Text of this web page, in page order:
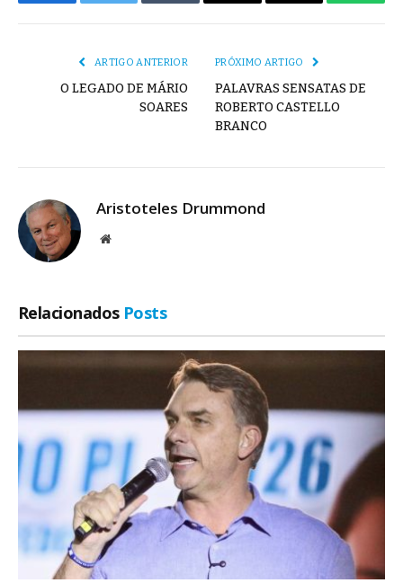
ARTIGO ANTERIOR
O LEGADO DE MÁRIO
SOARES
PRÓXIMO ARTIGO
PALAVRAS SENSATAS DE
ROBERTO CASTELLO
BRANCO
Aristoteles Drummond
Site
Relacionados Posts